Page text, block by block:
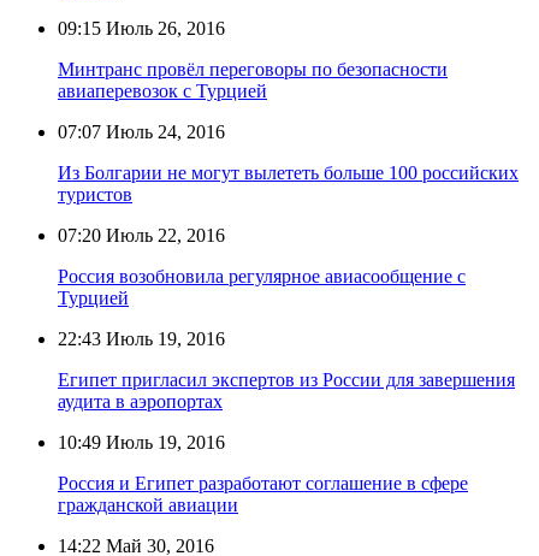
09:15 Июль 26, 2016
Минтранс провёл переговоры по безопасности
авиаперевозок с Турцией
07:07 Июль 24, 2016
Из Болгарии не могут вылететь больше 100 российских
туристов
07:20 Июль 22, 2016
Россия возобновила регулярное авиасообщение с
Турцией
22:43 Июль 19, 2016
Египет пригласил экспертов из России для завершения
аудита в аэропортах
10:49 Июль 19, 2016
Россия и Египет разработают соглашение в сфере
гражданской авиации
14:22 Май 30, 2016